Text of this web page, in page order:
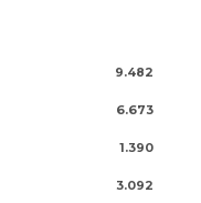
9.482
6.673
1.390
3.092